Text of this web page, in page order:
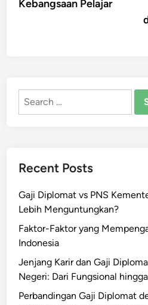
Kebangsaan Pelajar
Search
Recent Posts
Gaji Diplomat vs PNS
Lebih Menguntungkan?
Faktor-Faktor yang
Indonesia
Jenjang Karir dan Gaji
Negeri: Dari Fungsional
Perbandingan Gaji Diplomat